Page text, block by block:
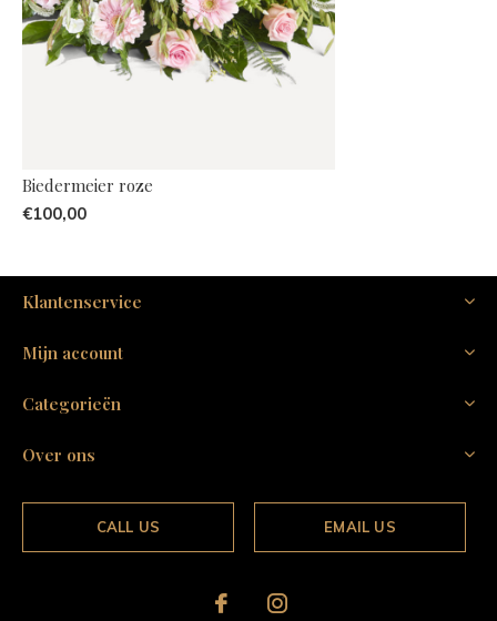
Biedermeier roze
€100,00
Klantenservice
Mijn account
Categorieën
Over ons
CALL US EMAIL US